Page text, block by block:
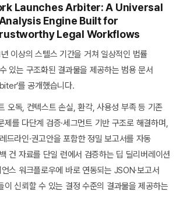
Launches Arbiter: A Universal
Engine Built for
Legal Workflows
이상의 스텔스 기간을 거쳐 일상적인 법률
있는 구조화된 결과물을 제공하는 범용 문서
를 공개했습니다.
오독, 컨텍스트 손실, 환각, 사용성 부족 등 기존
를 다단계 검증·세그먼트 기반 구조로 해결하며,
드라인·권고안을 포함한 정밀 보고서를 자동
건 자료를 단일 런에서 검증하는 딥 딜리버레이션
스 워크플로우에 바로 연동되는 JSON·보고서
이 신뢰할 수 있는 결정 수준의 결과물을 제공하는